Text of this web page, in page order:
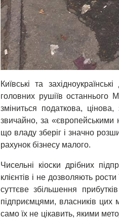
Київські та
головних рушіїв останнього
зміниться податкова,
звичайно, за «європейськими
що владу зберіг і значно
рахунок бізнесу малого.
Чисельні кіоски дрібних
клієнтів і не дозволяють
суттєве збільшення
підприємцями, власників цих
само їх не цікавить, якими